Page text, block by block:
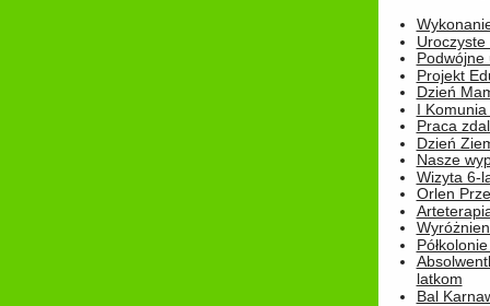
Podwójne
Projekt
Dzień
I
Praca
Dzień
Nasze
Wizyta 6-
Orlen
latkom
Bal